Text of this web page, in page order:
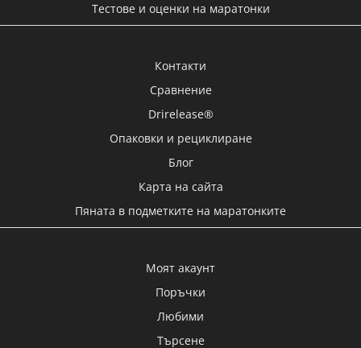
Тестове и оценки на маратонки
Контакти
Сравнение
Drirelease®
Опаковки и рециклиране
Блог
Карта на сайта
Пяната в подметките на маратонките
Моят акаунт
Поръчки
Любими
Търсене